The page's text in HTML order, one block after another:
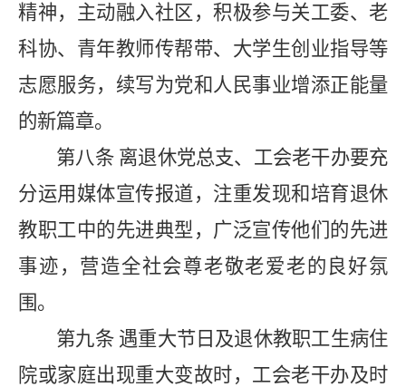
精神，主动融入社区，积极参与关工委、老
科协、青年教师传帮带、大学生创业指导等
志愿服务，续写为党和人民事业增添正能量
的新篇章。
第八条离退休党总支、工会老干办要充
分运用媒体宣传报道，注重发现和培育退休
教职工中的先进典型，广泛宣传他们的先进
事迹，营造全社会尊老敬老爱老的良好氛
围。
第九条遇重大节 日 及退休教职工生病住
院或家庭出现重大变故时，工会老干办及时